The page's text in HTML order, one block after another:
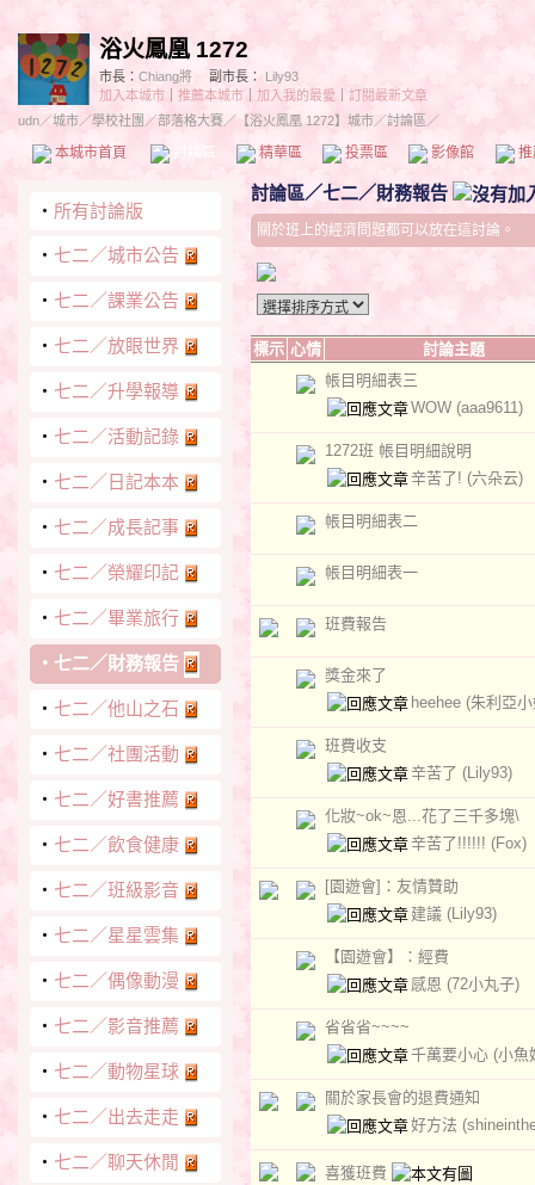
浴火鳳凰 1272
市長： Chiang將 副市長：
Lily93
加入本城市
推薦本城市 加入我的最愛
訂閱最新文章
udn／城市／學校社團 ／部落格大賽／ 【浴火鳳凰 1272】城市／討論區／
本城市首頁 討論區 精華區 投票區 影像館
‧ 所有討論版
‧ 七二／城市公告
‧ 七二／課業公告
‧ 七二／放眼世界
‧ 七二／升學報導
‧ 七二／活動記錄
‧ 七二／日記本本
‧ 七二／成長記事
‧ 七二／榮耀印記
‧ 七二／畢業旅行
‧ 七二／財務報告
‧ 七二／他山之石
‧ 七二／社團活動
‧ 七二／好書推薦
‧ 七二／飲食健康
‧ 七二／班級影音
‧ 七二／星星雲集
‧ 七二／偶像動漫
‧ 七二／影音推薦
‧ 七二／動物星球
‧ 七二／出去走走
‧ 七二／聊天休閒
討論區／七二／財務報告
關於班上的經濟問題都可以放在這討論。
標示 心情
討論主題
帳目明細表三
WOW (aaa9611)
1272班 帳目明細說明
辛苦了! (六朵云)
帳目明細表二
帳目明細表一
班費報告
獎金來了
heehee (朱利亞
班費收支
辛苦了 (Lily93)
化妝~ok~恩...花了三千多塊\
辛苦了!!!!!! (Fox)
[園遊會]：友情贊助
建議 (Lily93)
【園遊會】：經費
感恩 (72小丸子)
省省省~~~~
千萬要小心 (小魚
關於家長會的退費通知
好方法
喜獲班費